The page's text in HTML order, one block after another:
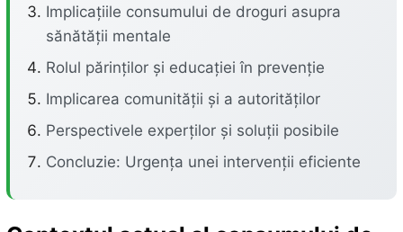
Implicațiile consumului de droguri asupra
sănătății mentale
Rolul părinților și educației în prevenție
Implicarea comunității și a autorităților
Perspectivele experților și soluții posibile
Concluzie: Urgența unei intervenții eficiente